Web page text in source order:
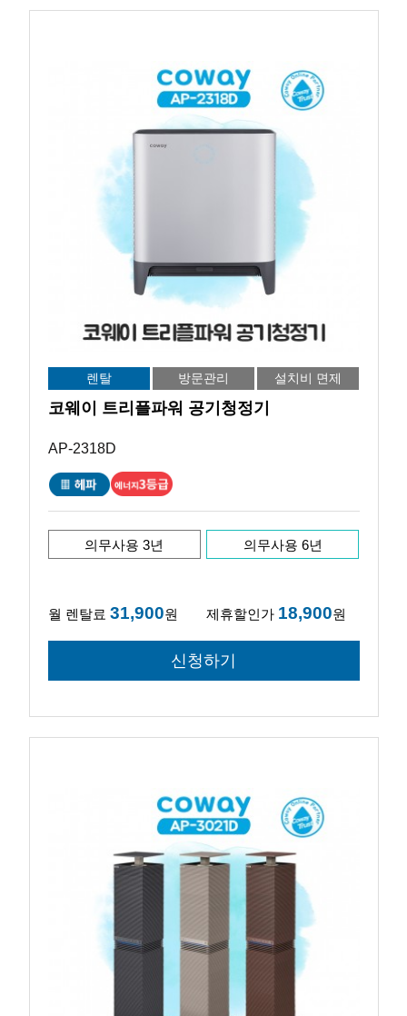
렌탈 방문관리 설치비 면제
코웨이 트리플파워 공기청정기
AP-2318D
의무사용 3년 의무사용 6년
월 렌탈료 31,900원 제휴할인가 18,900원